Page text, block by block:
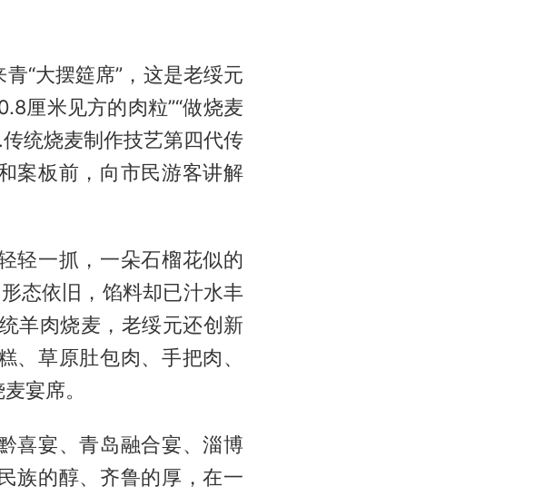
“大摆筵席”，这是老绥元
厘米见方的肉粒”“做烧麦
统烧麦制作技艺第四代传
案板前，向市民游客讲解
轻一抓，一朵石榴花似的
态依旧，馅料却已汁水丰
羊肉烧麦，老绥元还创新
、草原肚包肉、手把肉、
宴席。
喜宴、青岛融合宴、淄博
族的醇、齐鲁的厚，在一